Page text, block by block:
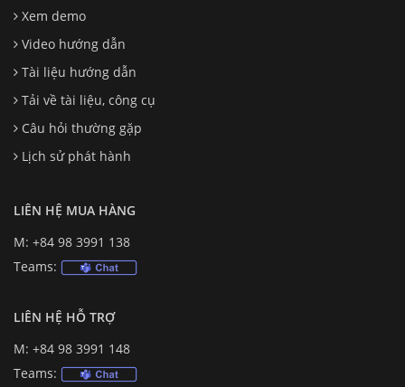
Xem demo
Video hướng dẫn
Tài liệu hướng dẫn
Tải về tài liệu, công cụ
Câu hỏi thường gặp
Lịch sử phát hành
LIÊN HỆ MUA HÀNG
M: +84 98 3991 138
Teams:
LIÊN HỆ HỖ TRỢ
M: +84 98 3991 148
Teams: